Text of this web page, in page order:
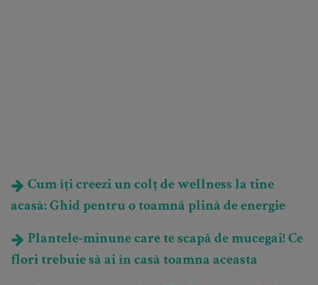
Cum îți creezi un colț de wellness la tine
acasă: Ghid pentru o toamnă plină de energie
Plantele-minune care te scapă de mucegai! Ce
flori trebuie să ai în casă toamna aceasta